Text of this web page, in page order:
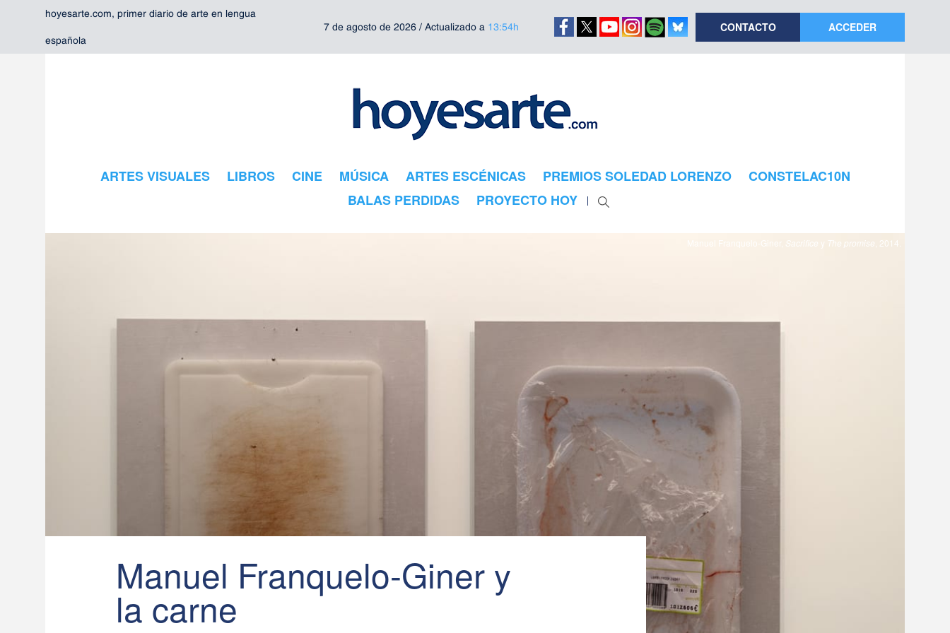
hoyesarte.com, primer diario de arte en lengua
española
7 de agosto de 2026 / Actualizado a 13:54h CONTACTO ACCEDER
ARTES VISUALES LIBROS CINE MÚSICA ARTES ESCÉNICAS PREMIOS SOLEDAD LORENZO
CONSTELAC10N
BALAS PERDIDAS
PROYECTO HOY
Manuel Franquelo-Giner, Sacrifice y The promise , 2014.
Manuel Franquelo-Giner y
la carne